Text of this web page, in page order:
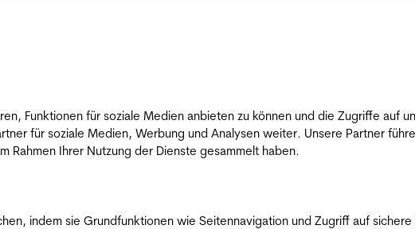
Funktionen für soziale Medien anbieten zu können und die Zugriffe auf
für soziale Medien, Werbung und Analysen weiter. Unsere Partner
Rahmen Ihrer Nutzung der Dienste gesammelt haben.
indem sie Grundfunktionen wie Seitennavigation und Zugriff auf